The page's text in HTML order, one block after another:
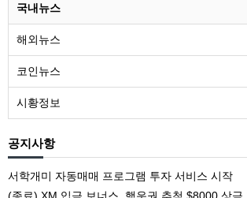
국내뉴스
해외뉴스
코인뉴스
시황정보
공지사항
서학개미 자동매매 프로그램 투자 서비스 시작
(종료) XM 입금 보너스, 행운권 추첨 $8000 상금